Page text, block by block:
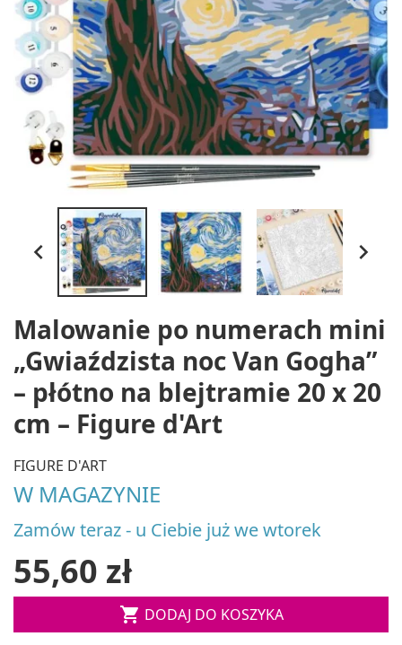
 
Malowanie po numerach mini
„Gwiaździsta noc Van Gogha”
– płótno na blejtramie 20 x 20
cm – Figure d'Art
FIGURE D'ART
W MAGAZYNIE
Zamów teraz - u Ciebie już we wtorek
55,60 zł
 DODAJ DO KOSZYKA